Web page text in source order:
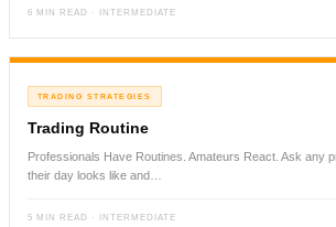
6 MIN READ · INTERMEDIATE
TRADING STRATEGIES
Trading Routine
Professionals Have Routines. Amateurs React. Ask any
their day looks like and…
5 MIN READ · INTERMEDIATE